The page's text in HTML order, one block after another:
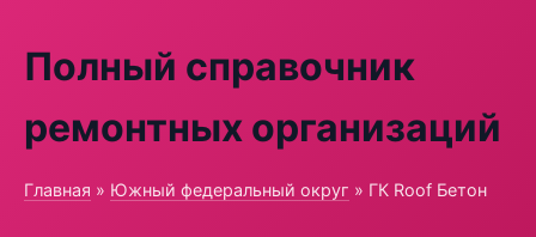
Полный справочник
ремонтных организаций
Главная » Южный федеральный округ » ГК Roof Бетон